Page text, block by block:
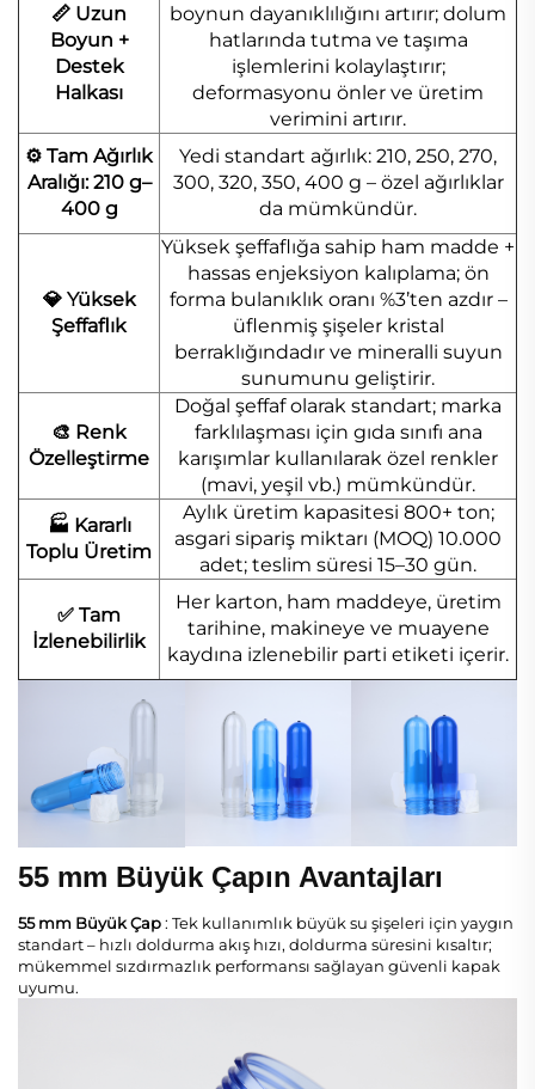
📏 Uzun
Boyun +
Destek
Halkası
boynun dayanıklılığını artırır; dolum
hatlarında tutma ve taşıma
işlemlerini kolaylaştırır;
deformasyonu önler ve üretim
verimini artırır.
⚙️ Tam Ağırlık
Aralığı: 210 g–
400 g
Yedi standart ağırlık: 210, 250, 270,
300, 320, 350, 400 g – özel ağırlıklar
da mümkündür.
💎 Yüksek
Şeffaflık
Yüksek şeffaflığa sahip ham madde +
hassas enjeksiyon kalıplama; ön
forma bulanıklık oranı %3’ten azdır –
üflenmiş şişeler kristal
berraklığındadır ve mineralli suyun
sunumunu geliştirir.
🎨 Renk
Özelleştirme
Doğal şeffaf olarak standart; marka
farklılaşması için gıda sınıfı ana
karışımlar kullanılarak özel renkler
(mavi, yeşil vb.) mümkündür.
🏭 Kararlı
Toplu Üretim
Aylık üretim kapasitesi 800+ ton;
asgari sipariş miktarı (MOQ) 10.000
adet; teslim süresi 15–30 gün.
✅ Tam
İzlenebilirlik
Her karton, ham maddeye, üretim
tarihine, makineye ve muayene
kaydına izlenebilir parti etiketi içerir.
55 mm Büyük Çapın Avantajları
55 mm Büyük Çap: Tek kullanımlık büyük su şişeleri için yaygın
standart – hızlı doldurma akış hızı, doldurma süresini kısaltır;
mükemmel sızdırmazlık performansı sağlayan güvenli kapak
uyumu.